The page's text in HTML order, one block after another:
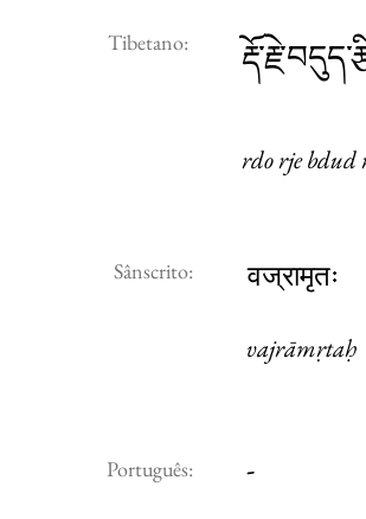
Tibetano:
rdo rje bdud
Sânscrito: वज्रामृतः
vajrāmṛtaḥ
Português: -